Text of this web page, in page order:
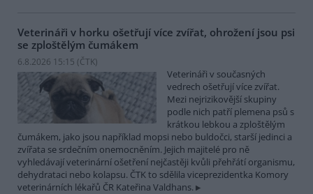
Veterináři v horku ošetřují více zvířat, ohrožení jsou psi
se zploštělým čumákem
6.8.2026 15:15 (ČTK)
Veterináři v současných
vedrech ošetřují více zvířat.
Mezi nejrizikovější skupiny
podle nich patří plemena psů s
krátkou lebkou a zploštělým
čumákem, jako jsou například mopsi nebo buldočci, starší jedinci a
zvířata se srdečním onemocněním. Jejich majitelé pro ně
vyhledávají veterinární ošetření nejčastěji kvůli přehřátí organismu,
dehydrataci nebo kolapsu. ČTK to sdělila viceprezidentka Komory
veterinárních lékařů ČR Kateřina Valdhans.